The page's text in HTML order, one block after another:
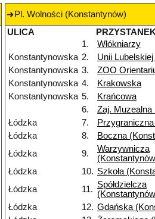
Pl. Wolności (Konstantynów)
ULICA
PRZYSTANEK
1.
Włókniarzy
Konstantynowska 2. Unii Lubelskiej
Konstantynowska 3. ZOO
Konstantynowska 4. Krakowska
Konstantynowska 5. Krańcowa
6.
Zaj. Muzealna
Łódzka
7.
Łódzka
8. Boczna
Łódzka
9.
Warzywnicza
Łódzka 10. Szkoła
Łódzka
11. Spółdzielcza
Łódzka 12. Gdańska